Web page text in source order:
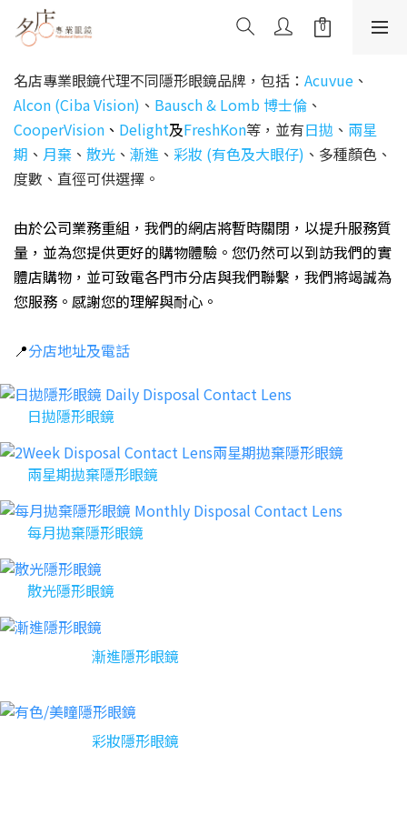
名店專業眼鏡代理不同隱形眼鏡品牌，包括： Acuvue 、
Alcon (Ciba Vision) 、 Bausch & Lomb 博士倫 、
CooperVision 、 Delight及FreshKon等，並有日拋 、 兩星
期 、 月棄 、 散光 、 漸進 、 彩妝 (有色及大眼仔) 、多種顏色、
度數、直徑可供選擇。
由於公司業務重組，我們的網店將暫時關閉，以提升服務質
量，並為您提供更好的購物體驗。 您仍然可以到訪我們的實
體店購物，並可致電各門市分店與我們聯繫，我們將竭誠為
您服務。感謝您的理解與耐心。
📍分店地址及電話
日拋隱形眼鏡
兩星期拋棄隱形眼鏡
每月拋棄隱形眼鏡
散光隱形眼鏡
漸進隱形眼鏡
彩妝隱形眼鏡